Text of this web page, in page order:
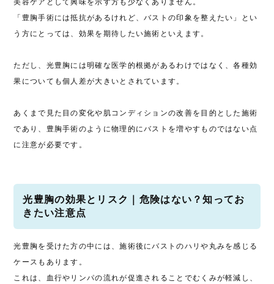
美容ケアとして興味を示す方も少なくありません。
「豊胸手術には抵抗があるけれど、バストの印象を整えたい」とい
う方にとっては、効果を期待したい施術といえます。
ただし、光豊胸には明確な医学的根拠があるわけではなく、各種効
果についても個人差が大きいとされています。
あくまで見た目の変化や肌コンディションの改善を目的とした施術
であり、豊胸手術のように物理的にバストを増やすものではない点
に注意が必要です。
光豊胸の効果とリスク｜危険はない？知ってお
きたい注意点
光豊胸を受けた方の中には、施術後にバストのハリや丸みを感じる
ケースもあります。
これは、血行やリンパの流れが促進されることでむくみが軽減し、